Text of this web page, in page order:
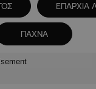
ΕΠΑΡΧΙΑ
ΠΑΧΝΑ